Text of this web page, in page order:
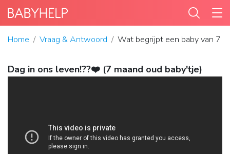
Home Vraag & Antwoord Wat begrijpt een baby van 7
Dag in ons leven!??❤️ (7 maand oud baby'tje)